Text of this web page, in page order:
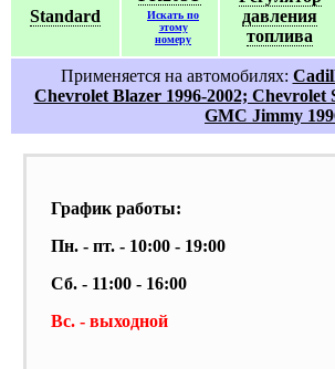
Standard
Искать по
этому
номеру
давления
топлива
Применяется на автомобилях:
Chevrolet Blazer 1996-2002; Chevrolet
GMC Jimmy
График работы:
Пн. - пт. - 10:00 - 19:00
Сб. - 11:00 - 16:00
Вс. - выходной